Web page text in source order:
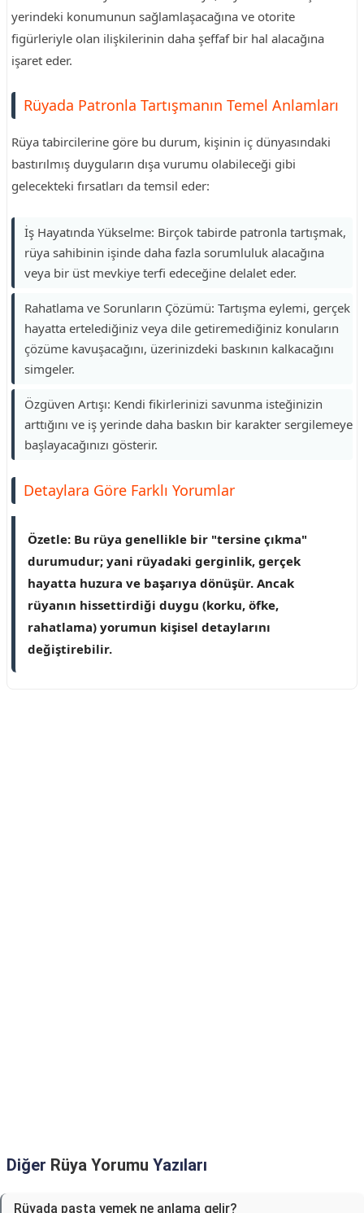
yerindeki konumunun sağlamlaşacağına ve otorite
figürleriyle olan ilişkilerinin daha şeffaf bir hal alacağına
işaret eder.
Rüyada Patronla Tartışmanın Temel Anlamları
Rüya tabircilerine göre bu durum, kişinin iç dünyasındaki
bastırılmış duyguların dışa vurumu olabileceği gibi
gelecekteki fırsatları da temsil eder:
İş Hayatında Yükselme: Birçok tabirde patronla tartışmak,
rüya sahibinin işinde daha fazla sorumluluk alacağına
veya bir üst mevkiye terfi edeceğine delalet eder.
Rahatlama ve Sorunların Çözümü: Tartışma eylemi, gerçek
hayatta ertelediğiniz veya dile getiremediğiniz konuların
çözüme kavuşacağını, üzerinizdeki baskının kalkacağını
simgeler.
Özgüven Artışı: Kendi fikirlerinizi savunma isteğinizin
arttığını ve iş yerinde daha baskın bir karakter sergilemeye
başlayacağınızı gösterir.
Detaylara Göre Farklı Yorumlar
Özetle: Bu rüya genellikle bir "tersine çıkma"
durumudur; yani rüyadaki gerginlik, gerçek
hayatta huzura ve başarıya dönüşür. Ancak
rüyanın hissettirdiği duygu (korku, öfke,
rahatlama) yorumun kişisel detaylarını
değiştirebilir.
Diğer Rüya Yorumu Yazıları
Rüyada pasta yemek ne anlama gelir?